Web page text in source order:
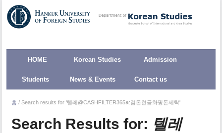
HOME Korean Studies Admission
Students News & Events Contact us
홈 /Search results for '텔레@CASHFILTER365⨳:검돈현금화핑돈세탁'
Search Results for: 텔레